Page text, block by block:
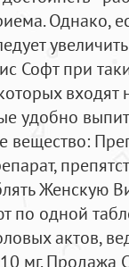
Однако,
Софт при
удобно
вещество:
Женскую
по одной
актов,
мг. Продажа